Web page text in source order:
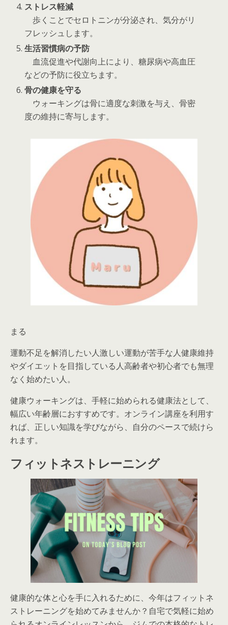
ストレス軽減
歩くことでセロトニンが分泌され、気分がリ
フレッシュします。
生活習慣病の予防
血流促進や代謝向上により、糖尿病や高血圧
などの予防に役立ちます。
骨の健康を守る
ウォーキングは骨に適度な刺激を与え、骨密
度の維持に寄与します。
まる
運動不足を解消したい人激しい運動が苦手な人健康維持
やダイエットを目指している人高齢者や初心者でも無理
なく始めたい人。
健康ウォーキングは、手軽に始められる健康法として、
幅広い年齢層におすすめです。オンライン講座を利用す
れば、正しい知識を学びながら、自分のペースで続けら
れます。
フィットネストレーニング
健康的な体と心を手に入れるために、今年はフィットネ
ストレーニングを始めてみませんか？自宅で気軽に始め